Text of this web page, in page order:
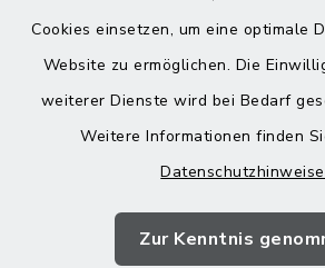
Cookies einsetzen, um eine optimale
Website zu ermöglichen. Die
weiterer Dienste wird bei Bedarf
Weitere Informationen finden
Zur Kenntnis
Barrierefreiheit
Impressum